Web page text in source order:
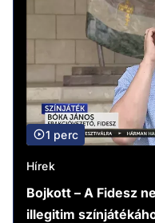
1 perc
Hírek
Bojkott – A Fidesz
illegitim